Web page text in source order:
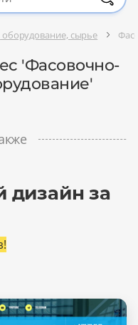
сырье
'Фасовочно-
дизайн за